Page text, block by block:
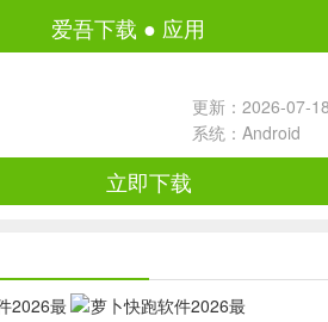
爱吾下载 ● 应用
更新：2026-07-18
系统：Android
立即下载